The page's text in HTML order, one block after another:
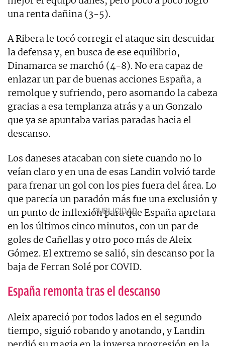
una renta dañina (3-5).
A Ribera le tocó corregir el ataque sin descuidar
la defensa y, en busca de ese equilibrio,
Dinamarca se marchó (4-8). No era capaz de
enlazar un par de buenas acciones España, a
remolque y sufriendo, pero asomando la cabeza
gracias a esa templanza atrás y a un Gonzalo
que ya se apuntaba varias paradas hacia el
descanso.
Los daneses atacaban con siete cuando no lo
veían claro y en una de esas Landin volvió tarde
para frenar un gol con los pies fuera del área. Lo
que parecía un paradón más fue una exclusión y
un punto de inflexión para que España apretara
en los últimos cinco minutos, con un par de
goles de Cañellas y otro poco más de Aleix
Gómez. El extremo se salió, sin descanso por la
baja de Ferran Solé por COVID.
España remonta tras el descanso
Aleix apareció por todos lados en el segundo
tiempo, siguió robando y anotando, y Landin